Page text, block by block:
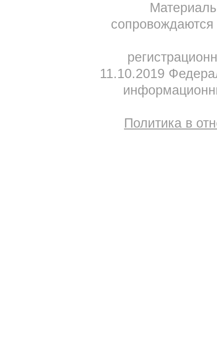
11.10.2019
Политика в